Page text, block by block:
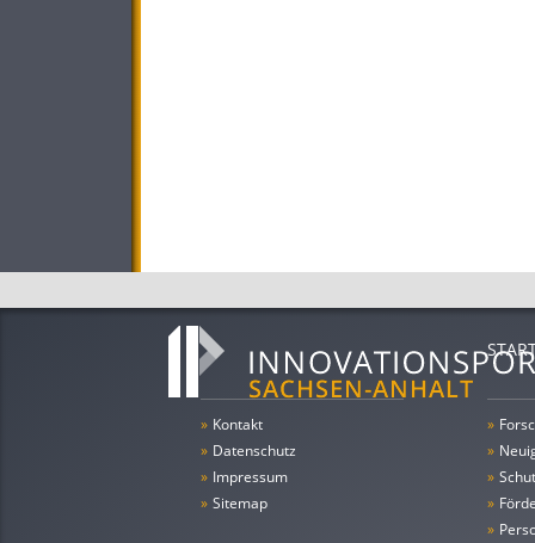
» Kontakt
» Datenschutz
» Impressum
» Sitemap
»
»
»
»
»